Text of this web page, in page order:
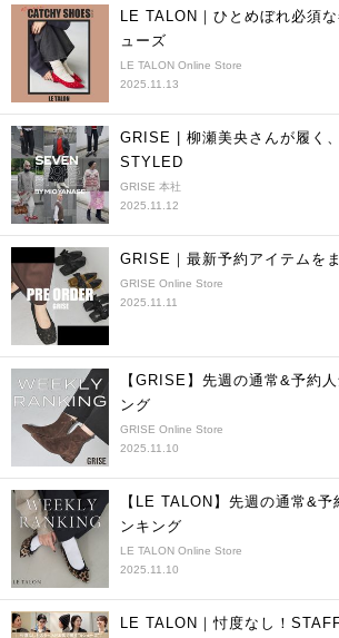
LE TALON｜ひとめぼれ必須
ューズ
LE TALON Online Store
2025.11.13
GRISE | 柳瀬美央さんが履く
STYLED
GRISE 本社
2025.11.12
GRISE｜最新予約アイテムを
GRISE Online Store
2025.11.11
【GRISE】先週の通常&予約
ング
GRISE Online Store
2025.11.10
【LE TALON】先週の通常&予
ンキング
LE TALON Online Store
2025.11.10
LE TALON｜忖度なし！